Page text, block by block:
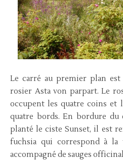
Le carré au premier plan
rosier Asta von parpart. Le
occupent les quatre coins et
quatre bords. En bordure du
planté le ciste Sunset, il est
fuchsia qui correspond à
accompagné de sauges